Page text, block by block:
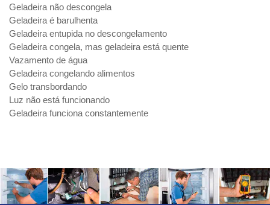
Geladeira não descongela
Geladeira é barulhenta
Geladeira entupida no descongelamento
Geladeira congela, mas geladeira está quente
Vazamento de água
Geladeira congelando alimentos
Gelo transbordando
Luz não está funcionando
Geladeira funciona constantemente